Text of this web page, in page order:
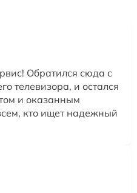
Обратился сюда с
телевизора, и остался
и оказанным
кто ищет надежный